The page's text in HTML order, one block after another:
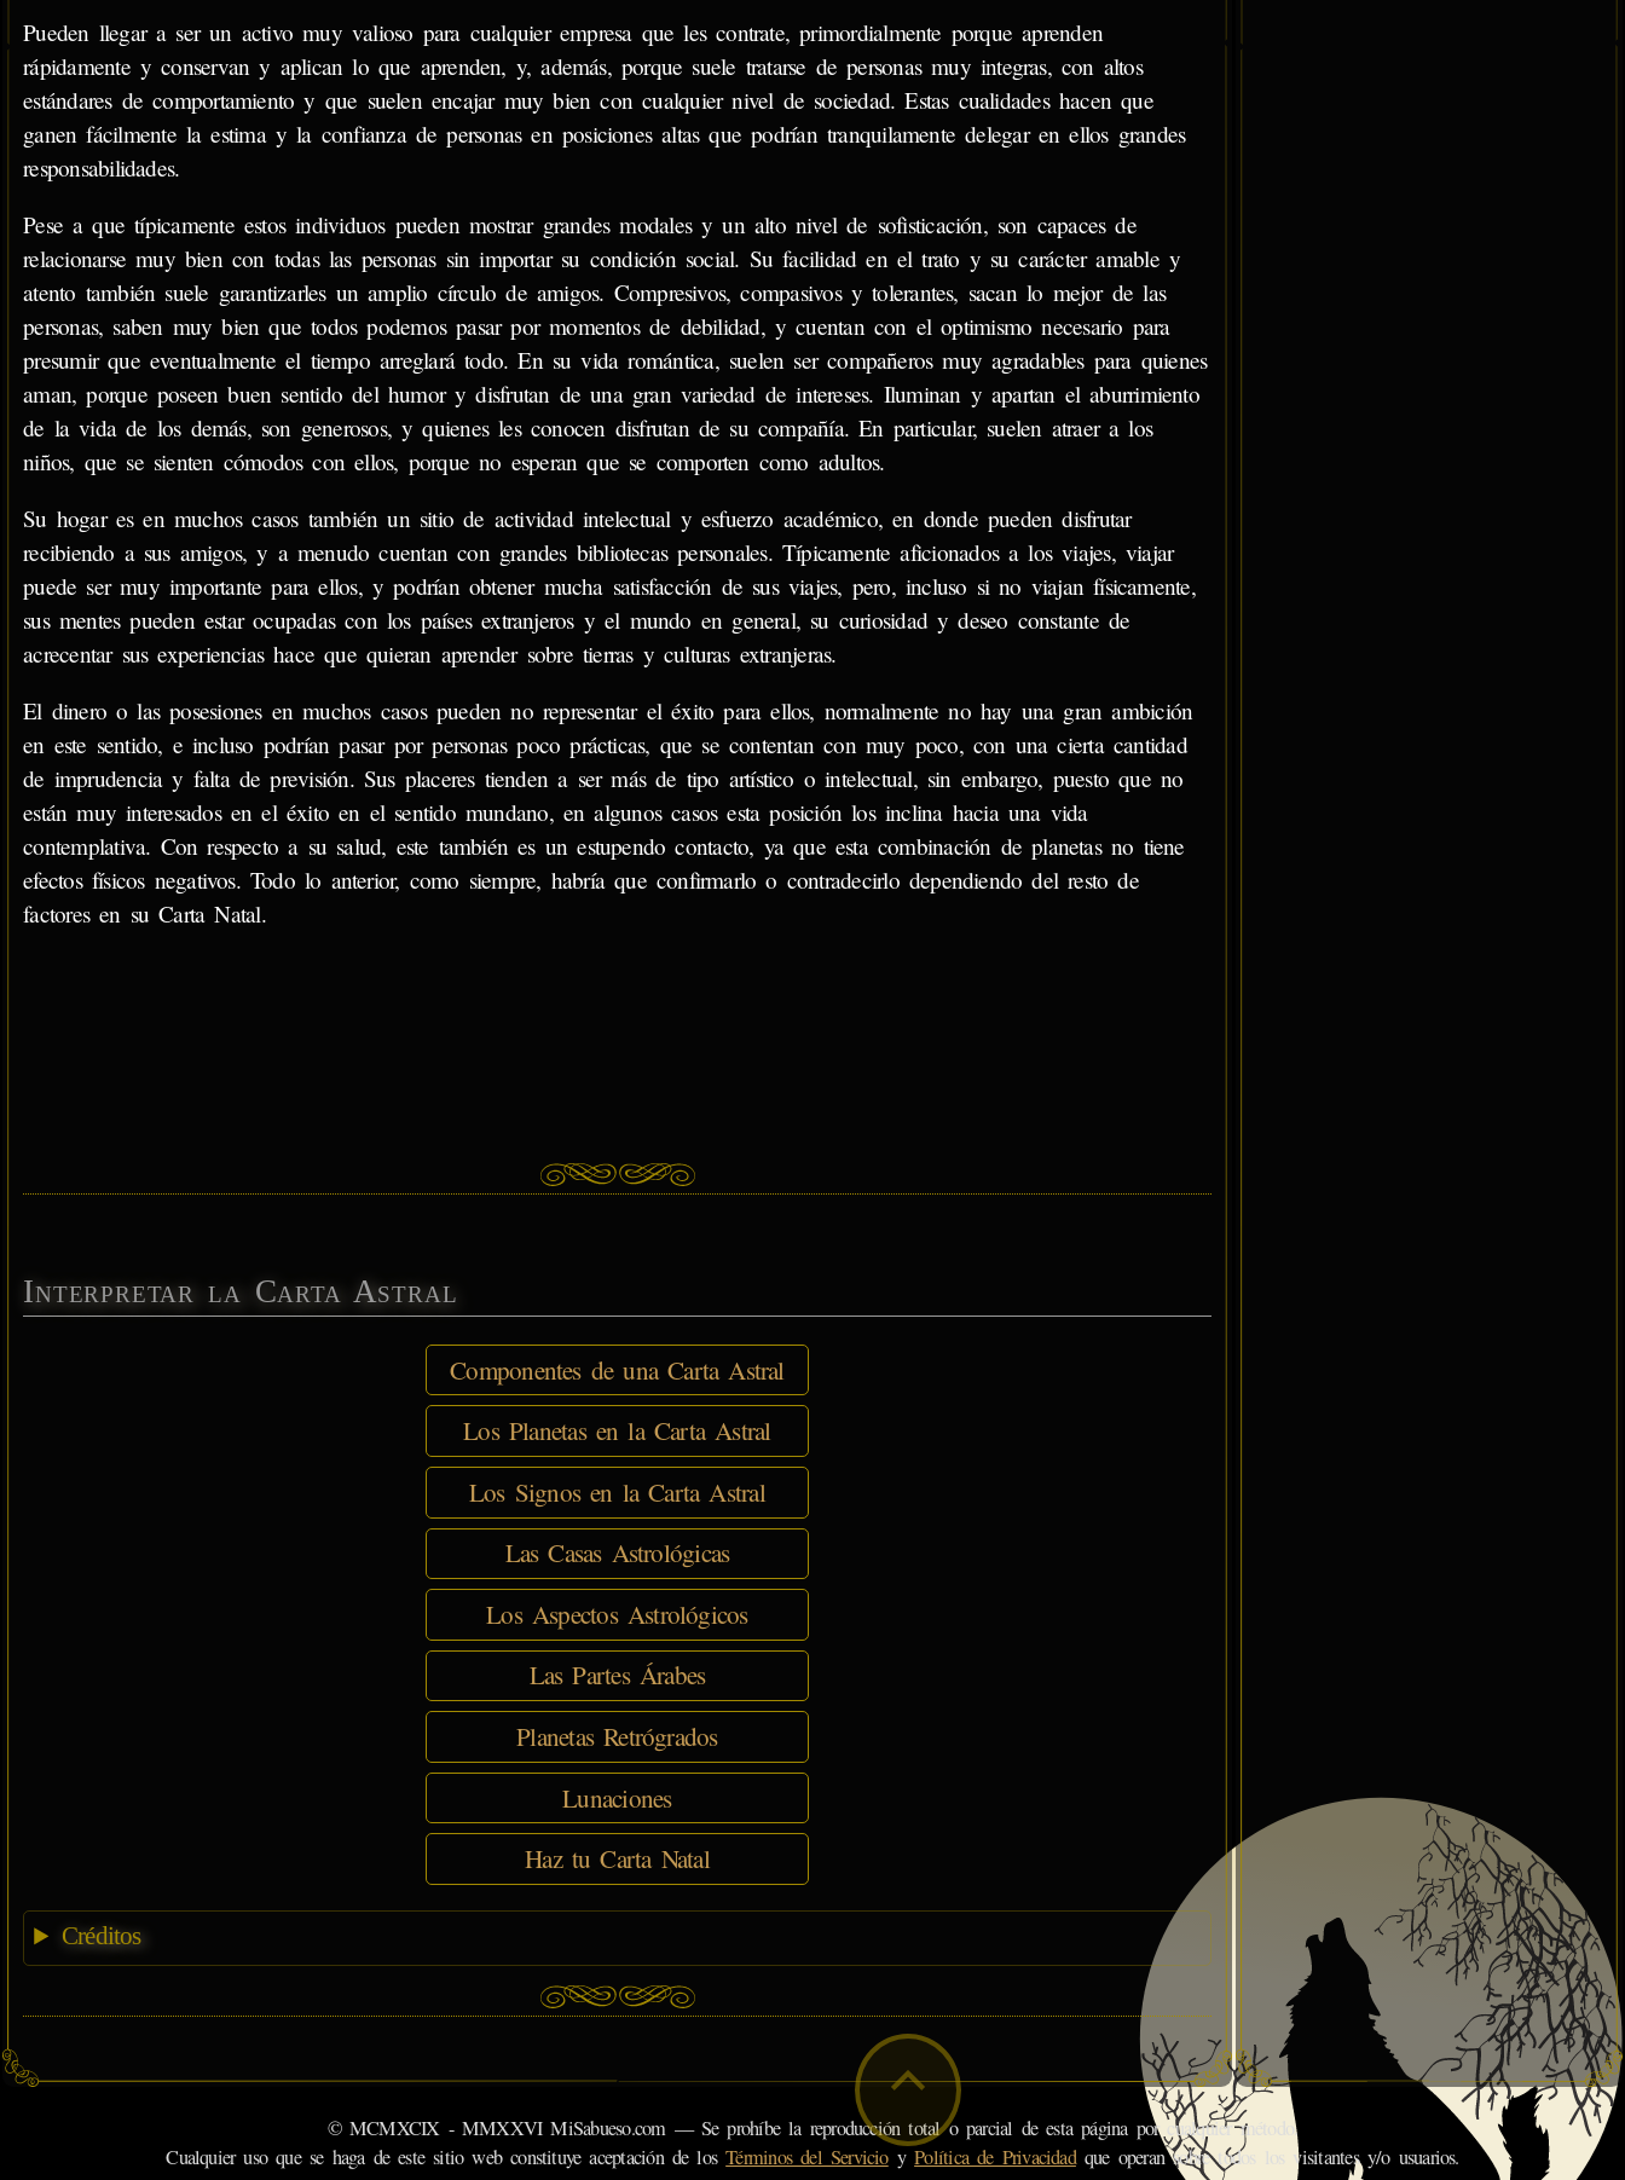
Pueden llegar a ser un activo muy valioso para cualquier empresa que les contrate, primordialmente porque aprenden
rápidamente y conservan y aplican lo que aprenden, y, además, porque suele tratarse de personas muy integras, con altos
estándares de comportamiento y que suelen encajar muy bien con cualquier nivel de sociedad. Estas cualidades hacen que
ganen fácilmente la estima y la confianza de personas en posiciones altas que podrían tranquilamente delegar en ellos grandes
responsabilidades.
Pese a que típicamente estos individuos pueden mostrar grandes modales y un alto nivel de sofisticación, son capaces de
relacionarse muy bien con todas las personas sin importar su condición social. Su facilidad en el trato y su carácter amable y
atento también suele garantizarles un amplio círculo de amigos. Compresivos, compasivos y tolerantes, sacan lo mejor de las
personas, saben muy bien que todos podemos pasar por momentos de debilidad, y cuentan con el optimismo necesario para
presumir que eventualmente el tiempo arreglará todo. En su vida romántica, suelen ser compañeros muy agradables para quienes
aman, porque poseen buen sentido del humor y disfrutan de una gran variedad de intereses. Iluminan y apartan el aburrimiento
de la vida de los demás, son generosos, y quienes les conocen disfrutan de su compañía. En particular, suelen atraer a los
niños, que se sienten cómodos con ellos, porque no esperan que se comporten como adultos.
Su hogar es en muchos casos también un sitio de actividad intelectual y esfuerzo académico, en donde pueden disfrutar
recibiendo a sus amigos, y a menudo cuentan con grandes bibliotecas personales. Típicamente aficionados a los viajes, viajar
puede ser muy importante para ellos, y podrían obtener mucha satisfacción de sus viajes, pero, incluso si no viajan físicamente,
sus mentes pueden estar ocupadas con los países extranjeros y el mundo en general, su curiosidad y deseo constante de
acrecentar sus experiencias hace que quieran aprender sobre tierras y culturas extranjeras.
El dinero o las posesiones en muchos casos pueden no representar el éxito para ellos, normalmente no hay una gran ambición
en este sentido, e incluso podrían pasar por personas poco prácticas, que se contentan con muy poco, con una cierta cantidad
de imprudencia y falta de previsión. Sus placeres tienden a ser más de tipo artístico o intelectual, sin embargo, puesto que no
están muy interesados en el éxito en el sentido mundano, en algunos casos esta posición los inclina hacia una vida
contemplativa. Con respecto a su salud, este también es un estupendo contacto, ya que esta combinación de planetas no tiene
efectos físicos negativos. Todo lo anterior, como siempre, habría que confirmarlo o contradecirlo dependiendo del resto de
factores en su Carta Natal.
Interpretar la Carta Astral
Componentes de una Carta Astral
Los Planetas en la Carta Astral
Los Signos en la Carta Astral
Las Casas Astrológicas
Los Aspectos Astrológicos
Las Partes Árabes
Planetas Retrógrados
Lunaciones
Haz tu Carta Natal
Créditos
© MCMXCIX - MMXXVI MiSabueso.com — Se prohíbe la reproducción total o parcial de esta página por cualquier método.
Cualquier uso que se haga de este sitio web constituye aceptación de losTérminos del ServicioyPolítica de Privacidadque operan sobre todos los visitantes y/o usuarios.